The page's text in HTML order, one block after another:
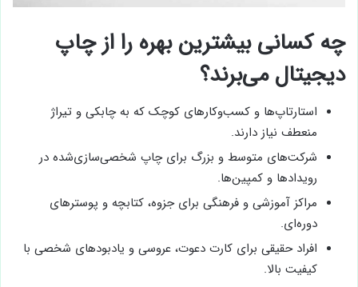
چه کسانی بیشترین بهره را از چاپ
دیجیتال می‌برند؟
استارتاپ‌ها و کسب‌وکارهای کوچک که به چابکی و تیراژ
منعطف نیاز دارند.
شرکت‌های متوسط و بزرگ برای چاپ شخصی‌سازی‌شده در
رویدادها و کمپین‌ها.
مراکز آموزشی و فرهنگی برای جزوه، کتابچه و پوسترهای
دوره‌ای.
افراد حقیقی برای کارت دعوت، عروسی و یادبودهای شخصی با
کیفیت بالا.